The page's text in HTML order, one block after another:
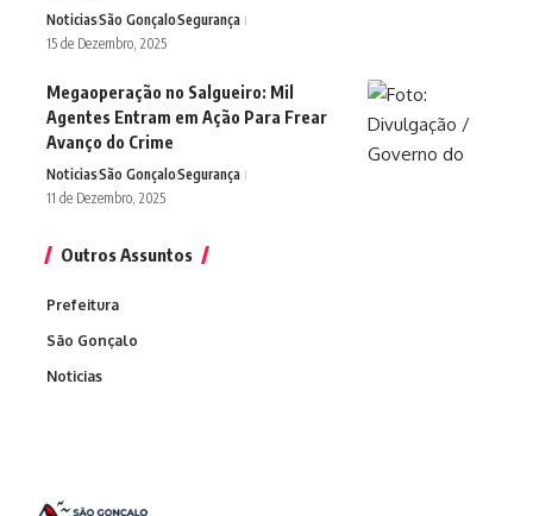
NoticiasSão GonçaloSegurança
15 de Dezembro, 2025
Megaoperação no Salgueiro: Mil
Agentes Entram em Ação Para Frear
Avanço do Crime
NoticiasSão GonçaloSegurança
11 de Dezembro, 2025
Outros Assuntos
Prefeitura
São Gonçalo
Noticias